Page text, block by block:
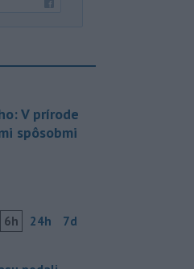
V prírode
spôsobmi
6h 24h 7d